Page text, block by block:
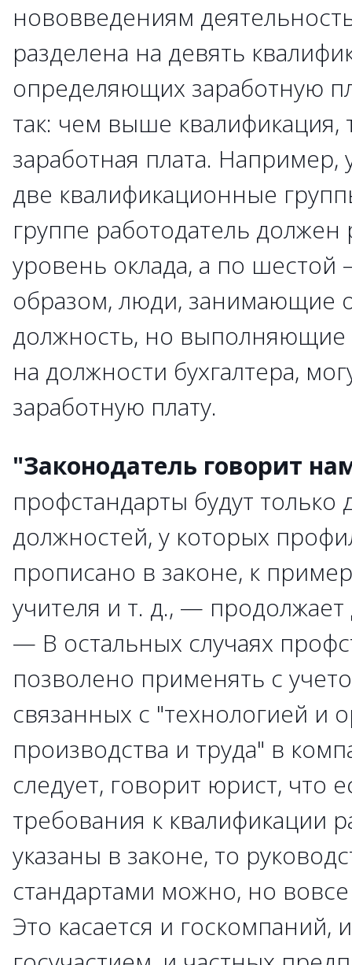
нововведениям
разделена на девять
определяющих заработную
так: чем выше
заработная плата. Например,
две квалификационные
группе работодатель
уровень оклада, а по шестой
образом, люди, занимающие
должность, но выполняющие
на должности бухгалтера,
заработную плату.
"Законодатель говорит
профстандарты будут только
должностей, у которых
прописано в законе, к
учителя и т. д., —
— В остальных случаях
позволено применять с
связанных с "технологией и
производства и труда" в
следует, говорит юрист, что
требования к квалификации
указаны в законе, то
стандартами можно, но
Это касается и госкомпаний,